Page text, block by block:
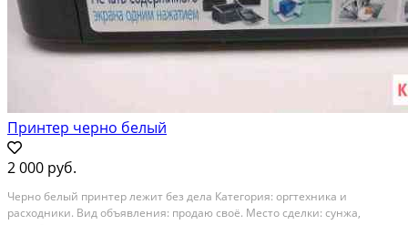
Принтер черно белый
2 000 руб.
Черно белый принтер лежит без дела Категория: оргтехника и
расходники. Вид объявления: продаю своё. Место сделки: сунжа,